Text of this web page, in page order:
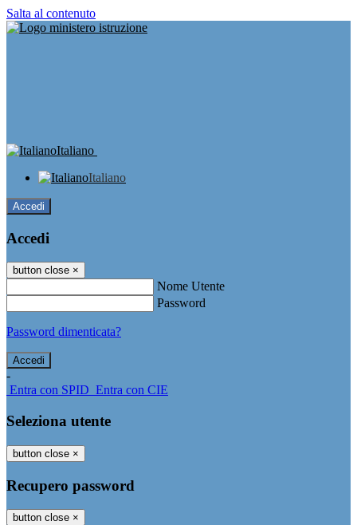
Salta al contenuto
Italiano
Italiano
Accedi
Accedi
button close ×
Nome Utente
Password
Password dimenticata?
-
Entra con SPID Entra con CIE
Seleziona utente
button close ×
Recupero password
button close ×